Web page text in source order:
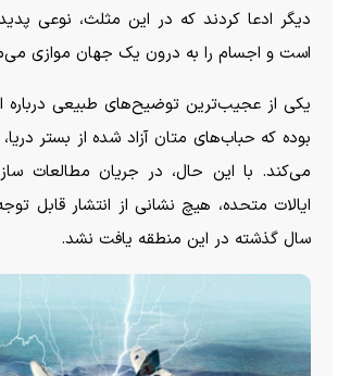
دیگر ادعا کردند که در این مثلث، نوعی
است و اجسام را به درون یک جهان موازی
یکی از عجیب‌ترین توضیح‌های طبیعی درباره
بوده که حباب‌های متان آزاد شده از بستر
می‌کند. با این حال، در جریان مطالعات
سال گذشته در این منطقه یافت نشد.